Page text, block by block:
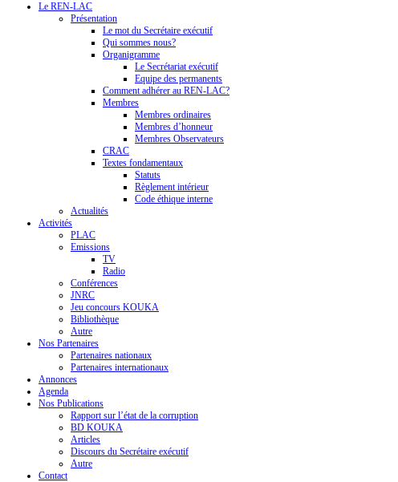
Le REN-LAC
Présentation
Le mot du Secrétaire exécutif
Qui sommes nous?
Organigramme
Le Secrétariat exécutif
Equipe des permanents
Comment adhérer au REN-LAC?
Membres
Membres ordinaires
Membres d’honneur
Membres Observateurs
CRAC
Textes fondamentaux
Statuts
Règlement intérieur
Code éthique interne
Actualités
Activités
PLAC
Emissions
TV
Radio
Conférences
JNRC
Jeu concours KOUKA
Bibliothèque
Autre
Nos Partenaires
Partenaires nationaux
Partenaires internationaux
Annonces
Agenda
Nos Publications
Rapport sur l’état de la corruption
BD KOUKA
Articles
Discours du Secrétaire exécutif
Autre
Contact